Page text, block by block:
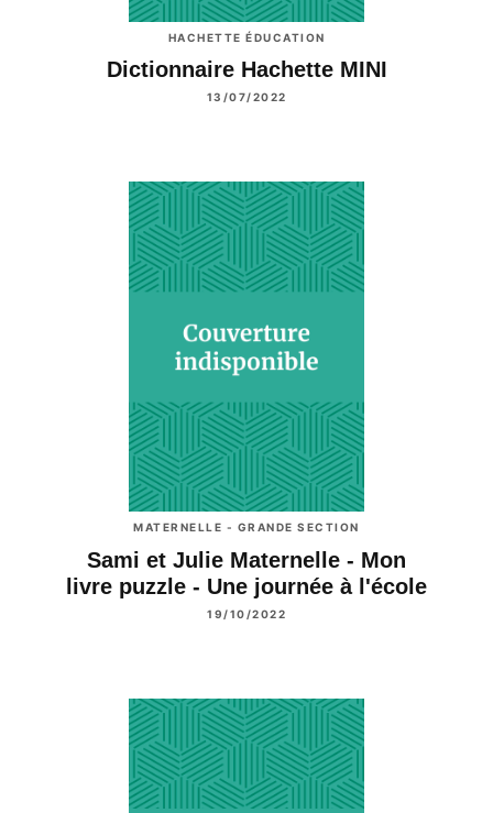
HACHETTE ÉDUCATION
Dictionnaire Hachette MINI
13/07/2022
MATERNELLE - GRANDE SECTION
Sami et Julie Maternelle - Mon
livre puzzle - Une journée à l'école
19/10/2022